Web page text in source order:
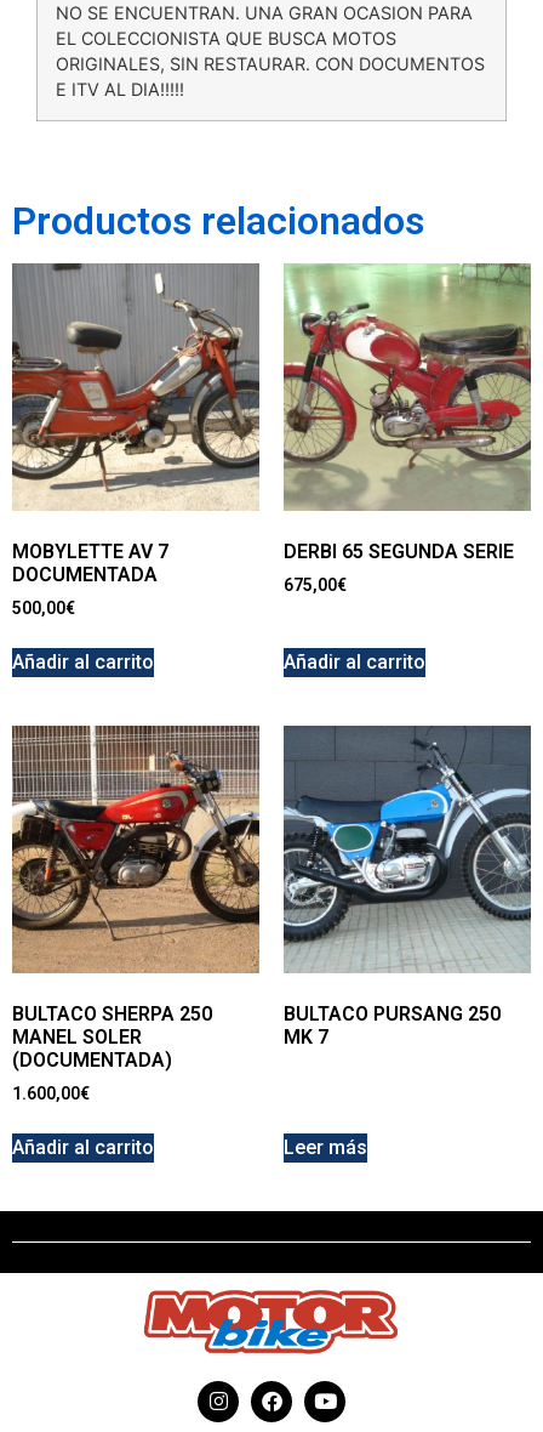
NO SE ENCUENTRAN. UNA GRAN OCASION PARA
EL COLECCIONISTA QUE BUSCA MOTOS
ORIGINALES, SIN RESTAURAR. CON DOCUMENTOS
E ITV AL DIA!!!!!
Productos relacionados
MOBYLETTE AV 7
DOCUMENTADA
500,00€
Añadir al carrito
DERBI 65 SEGUNDA SERIE
675,00€
Añadir al carrito
BULTACO SHERPA 250
MANEL SOLER
(DOCUMENTADA)
1.600,00€
Añadir al carrito
BULTACO PURSANG 250
MK 7
Leer más